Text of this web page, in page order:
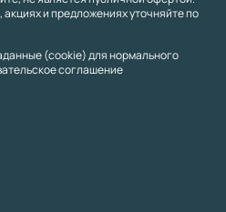
и предложениях уточняйте по
(cookie) для нормального
соглашение